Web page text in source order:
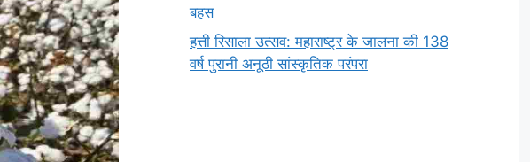
बहस
हत्ती रिसाला उत्सव: महाराष्ट्र के जालना की 138
वर्ष पुरानी अनूठी सांस्कृतिक परंपरा